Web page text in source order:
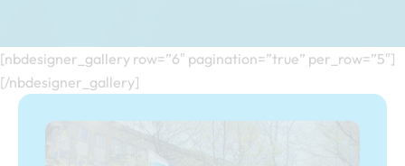
[nbdesigner_gallery row=”6″ pagination=”true” per_row=”5″]
[/nbdesigner_gallery]